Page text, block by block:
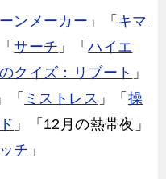
ンメーカー 」「 キマ
サーチ 」「ハイエ
クイズ：リブート 」
」「 ミストレス 」「 操
」「12月の熱帯夜」
チ 」